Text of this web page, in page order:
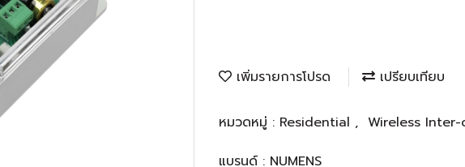
เพิ่มรายการโปรด เปรียบเทียบ
หมวดหมู่ : Residential , Wireless
แบรนด์ : NUMENS